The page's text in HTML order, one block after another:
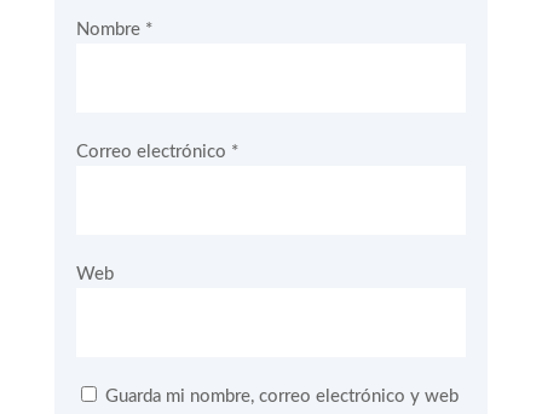
Nombre *
Correo electrónico *
Web
Guarda mi nombre, correo electrónico y web